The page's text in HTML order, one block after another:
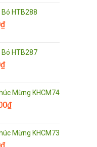
HTB288
₫
Bó HTB287
₫
Mừng KHCM74
₫
Mừng KHCM73
₫